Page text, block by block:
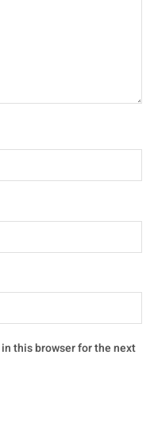
this browser for the next